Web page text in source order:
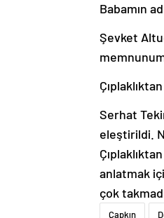
Babamın
Şevket
Serhat
eleştirildi.
anlatmak
çok
Çapkın